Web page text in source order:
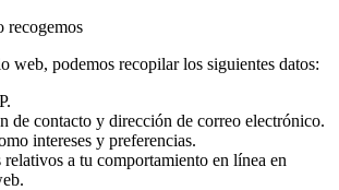
recogemos
web, podemos recopilar los siguientes datos:
de contacto y dirección de correo electrónico.
intereses y preferencias.
relativos a tu comportamiento en línea en